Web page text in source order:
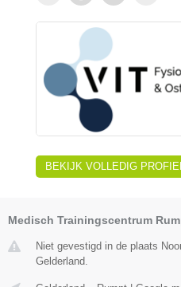
BEKIJK VOLLEDIG
Medisch Trainingscentrum
Niet gevestigd in de plaats
Gelderland.